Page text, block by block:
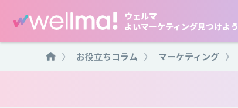
ウェルマ
よいマーケティング見つけよう
〉 お役立ちコラム 〉 マーケティング 〉